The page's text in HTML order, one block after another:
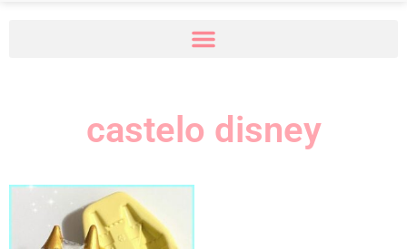
castelo disney